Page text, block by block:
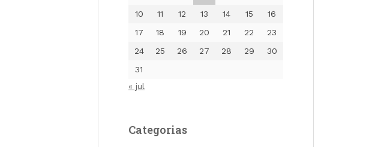
10
11 12 13 14 15
16
17
18 19 20 21 22
23
24
25 26 27 28 29
30
31
« jul
Categorias